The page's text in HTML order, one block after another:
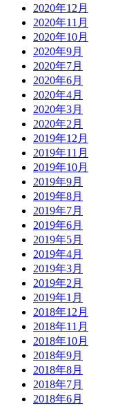
2020年12月
2020年11月
2020年10月
2020年9月
2020年7月
2020年6月
2020年4月
2020年3月
2020年2月
2019年12月
2019年11月
2019年10月
2019年9月
2019年8月
2019年7月
2019年6月
2019年5月
2019年4月
2019年3月
2019年2月
2019年1月
2018年12月
2018年11月
2018年10月
2018年9月
2018年8月
2018年7月
2018年6月